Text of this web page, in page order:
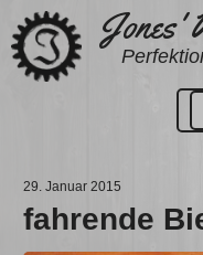
Zum
Inhalt
springen
Jones'
29. Januar 2015
fahrende